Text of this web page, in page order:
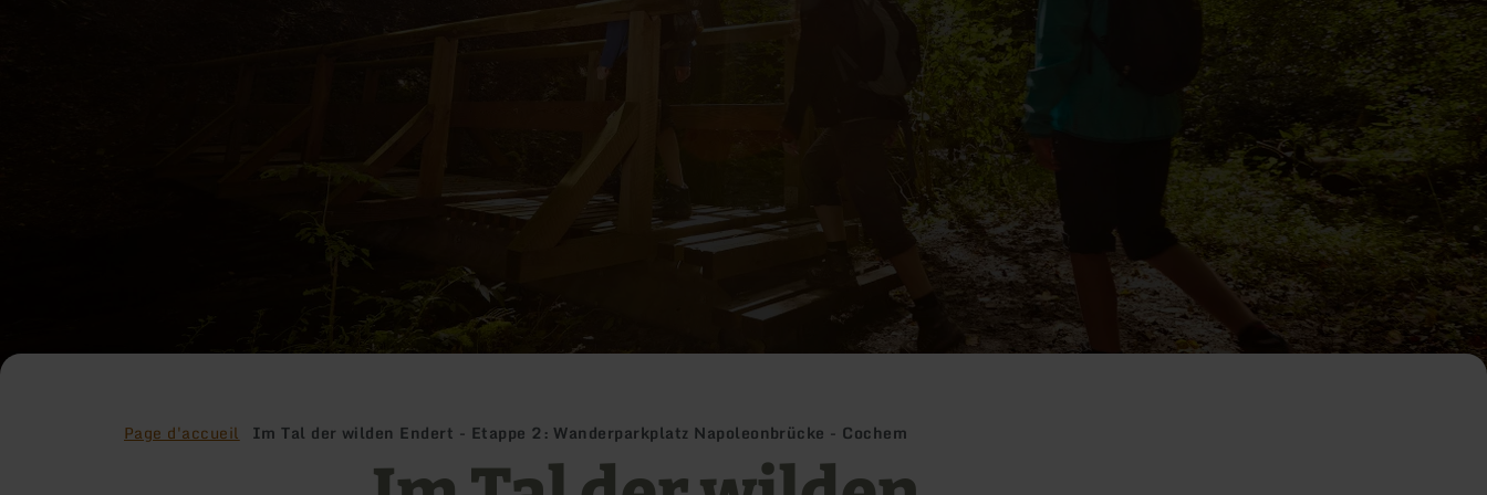
Page d'accueil Im Tal der wilden Endert - Etappe 2: Wanderparkplatz Napoleonbrücke - Cochem